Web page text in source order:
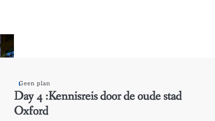
Geen plan
Day 4 :Kennisreis door de oude stad
Oxford